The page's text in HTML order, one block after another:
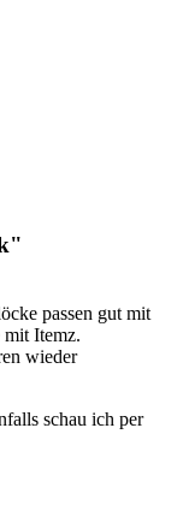
passen gut mit
mit Itemz.
wieder
schau ich per